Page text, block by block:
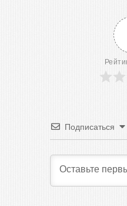
Подписаться